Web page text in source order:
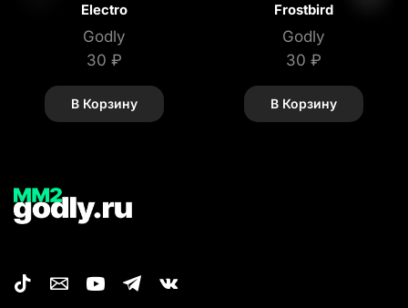
Electro
Godly
30 ₽
В Корзину
Frostbird
Godly
30 ₽
В Корзину